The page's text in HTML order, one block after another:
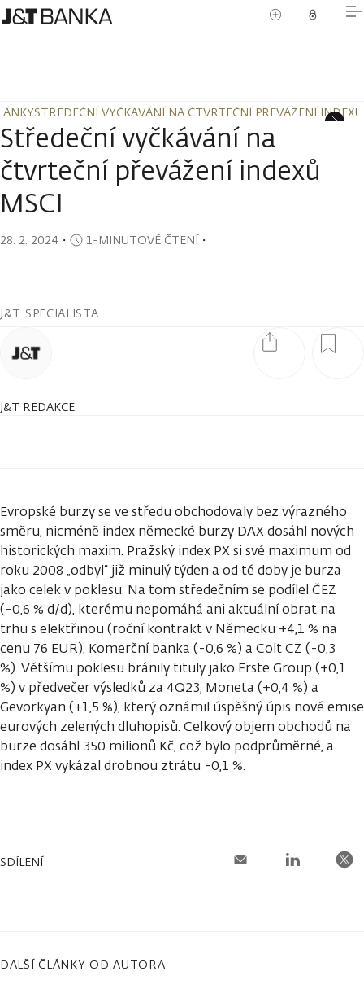
STŘEDEČNÍ VYČKÁVÁNÍ NA ČTVRTEČNÍ PŘEVÁŽENÍ
STŘEDEČNÍ VYČKÁVÁNÍ NA ČTVRTEČNÍ PŘEVÁŽENÍ
Středeční vyčkávání na
čtvrteční převážení indexů
MSCI
28. 2. 2024 ・ 1-MINUTOVÉ ČTENÍ・
J&T SPECIALISTA
J&T REDAKCE
Evropské burzy se ve středu obchodovaly bez výrazného
směru, nicméně index německé burzy DAX dosáhl nových
historických maxim. Pražský index PX si své maximum od
roku 2008 „odbyl“ již minulý týden a od té doby je burza
jako celek v poklesu. Na tom středečním se podílel ČEZ
(-0,6 % d/d), kterému nepomáhá ani aktuální obrat na
trhu s elektřinou (roční kontrakt v Německu +4,1 % na
cenu 76 EUR), Komerční banka (-0,6 %) a Colt CZ (-0,3
%). Většímu poklesu bránily tituly jako Erste Group (+0,1
%) v předvečer výsledků za 4Q23, Moneta (+0,4 %) a
Gevorkyan (+1,5 %), který oznámil úspěšný úpis nové emise
eurových zelených dluhopisů. Celkový objem obchodů na
burze dosáhl 350 milionů Kč, což bylo podprůměrné, a
index PX vykázal drobnou ztrátu -0,1 %.
SDÍLENÍ
DALŠÍ ČLÁNKY OD AUTORA